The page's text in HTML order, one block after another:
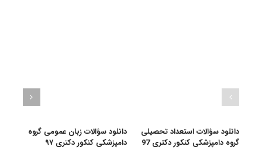
دانلود سؤالات استعداد تحصیلی
گروه دامپزشکی کنکور دکتری 97
دانلود سؤالات زبان عمومی گروه
دامپزشکی کنکور دکتری ۹۷